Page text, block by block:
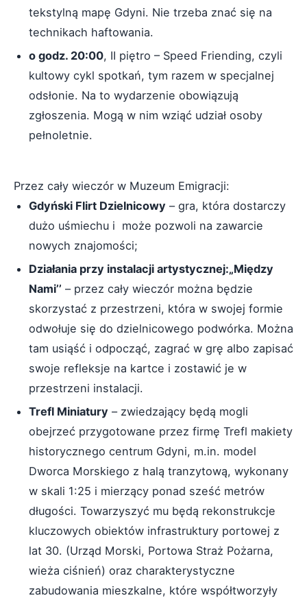
tekstylną mapę Gdyni. Nie trzeba znać się na
technikach haftowania.
o godz. 20:00, II piętro – Speed Friending, czyli
kultowy cykl spotkań, tym razem w specjalnej
odsłonie. Na to wydarzenie obowiązują
zgłoszenia. Mogą w nim wziąć udział osoby
pełnoletnie.
Przez cały wieczór w Muzeum Emigracji:
Gdyński Flirt Dzielnicowy – gra, która dostarczy
dużo uśmiechu i może pozwoli na zawarcie
nowych znajomości;
Działania przy instalacji artystycznej:„Między
Nami’’ – przez cały wieczór można będzie
skorzystać z przestrzeni, która w swojej formie
odwołuje się do dzielnicowego podwórka. Można
tam usiąść i odpocząć, zagrać w grę albo zapisać
swoje refleksje na kartce i zostawić je w
przestrzeni instalacji.
Trefl Miniatury – zwiedzający będą mogli
obejrzeć przygotowane przez firmę Trefl makiety
historycznego centrum Gdyni, m.in. model
Dworca Morskiego z halą tranzytową, wykonany
w skali 1:25 i mierzący ponad sześć metrów
długości. Towarzyszyć mu będą rekonstrukcje
kluczowych obiektów infrastruktury portowej z
lat 30. (Urząd Morski, Portowa Straż Pożarna,
wieża ciśnień) oraz charakterystyczne
zabudowania mieszkalne, które współtworzyły